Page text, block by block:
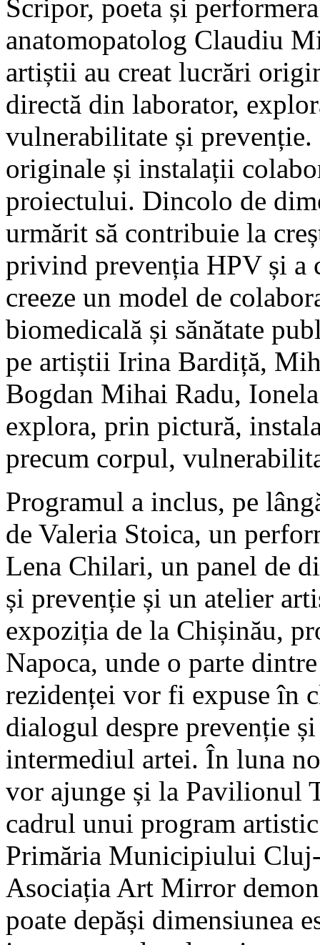
Scripor, poeta și
anatomopatolog Claudiu
artiștii au creat lucrări
directă din laborator,
vulnerabilitate și
originale și instalații
proiectului. Dincolo de
urmărit să contribuie la
privind prevenția HPV și a
creeze un model de
biomedicală și sănătate
pe artiștii Irina Bardiță,
Bogdan Mihai Radu,
explora, prin pictură,
precum corpul,
Programul a inclus, pe
de Valeria Stoica, un
Lena Chilari, un panel de
și prevenție și un atelier
expoziția de la Chișinău,
Napoca, unde o parte
rezidenței vor fi expuse în
dialogul despre prevenție
intermediul artei. În luna
vor ajunge și la Pavilionul
cadrul unui program
Primăria Municipiului
Asociația Art Mirror
poate depăși dimensiunea